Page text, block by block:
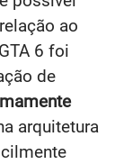
ao
6 foi
de
arquitetura